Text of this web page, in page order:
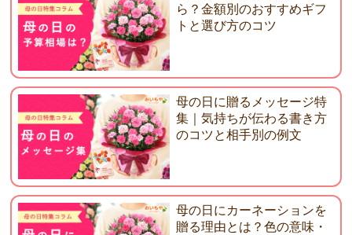
ら？金額別のおすすめギフ
トと選び方のコツ
母の日に贈るメッセージ特
集｜気持ちが伝わる書き方
のコツと相手別の例文
母の日にカーネーションを
贈る理由とは？色の意味・